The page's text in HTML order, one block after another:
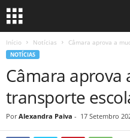
Início Notícias Câmara aprova a
NOTÍCIAS
Câmara aprova
transporte
Por Alexandra Paiva - 17 Setembro